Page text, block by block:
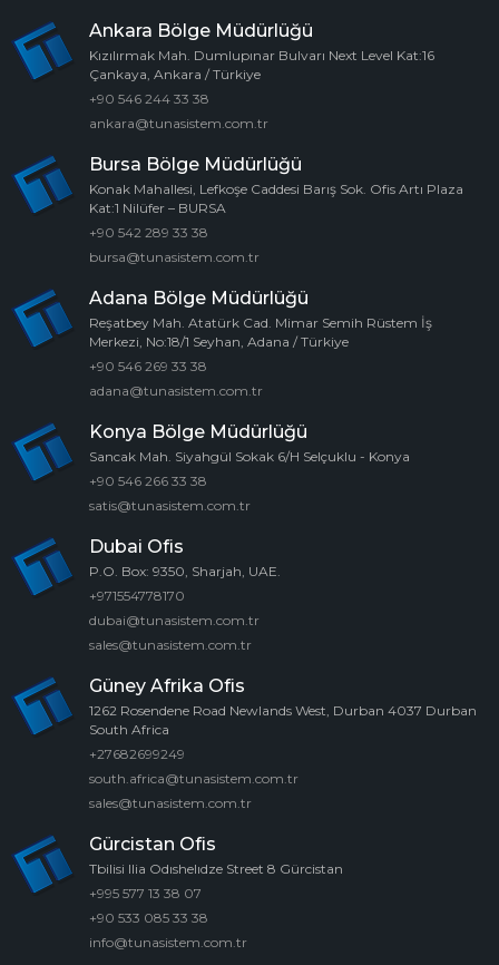
Ankara Bölge Müdürlüğü
Kızılırmak Mah. Dumlupınar Bulvarı Next Level Kat:16
Çankaya, Ankara / Türkiye
+90 546 244 33 38
ankara@tunasistem.com.tr
Bursa Bölge Müdürlüğü
Konak Mahallesi, Lefkoşe Caddesi Barış Sok. Ofis Artı Plaza
Kat:1 Nilüfer – BURSA
+90 542 289 33 38
bursa@tunasistem.com.tr
Adana Bölge Müdürlüğü
Reşatbey Mah. Atatürk Cad. Mimar Semih Rüstem İş
Merkezi, No:18/1 Seyhan, Adana / Türkiye
+90 546 269 33 38
adana@tunasistem.com.tr
Konya Bölge Müdürlüğü
Sancak Mah. Siyahgül Sokak 6/H Selçuklu - Konya
+90 546 266 33 38
satis@tunasistem.com.tr
Dubai Ofis
P.O. Box: 9350, Sharjah, UAE.
+971554778170
dubai@tunasistem.com.tr
sales@tunasistem.com.tr
Güney Afrika Ofis
1262 Rosendene Road Newlands West, Durban 4037 Durban
South Africa
+27682699249
south.africa@tunasistem.com.tr
sales@tunasistem.com.tr
Gürcistan Ofis
Tbilisi Ilia Odıshelıdze Street 8 Gürcistan
+995 577 13 38 07
+90 533 085 33 38
info@tunasistem.com.tr